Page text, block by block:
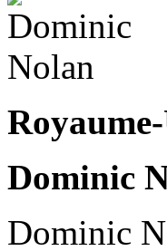
Dominic
Dominic